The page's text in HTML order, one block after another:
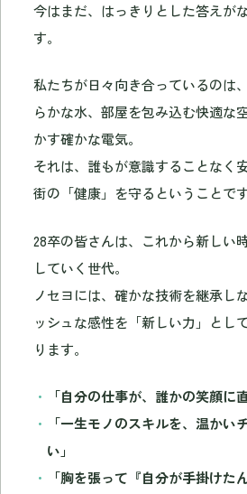
今はまだ、はっきりとした答えが
す。
私たちが日々向き合っているのは
らかな水、部屋を包み込む快適な
かす確かな電気。
それは、誰もが意識することなく
街の「健康」を守るということです
28卒の皆さんは、これから新しい
していく世代。
ノセヨには、確かな技術を継承し
ッシュな感性を「新しい力」とし
ります。
「自分の仕事が、誰かの笑顔に
「一生モノのスキルを、温かい
い」
「胸を張って『自分が手掛けた